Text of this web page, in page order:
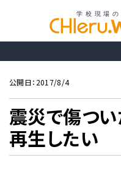
公開日：2017/8/4
震災で傷つ
再生したい